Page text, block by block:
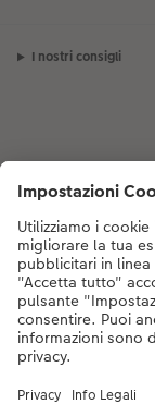
I nostri consigli
Se hai domande
lunedì alla
numero di telefono